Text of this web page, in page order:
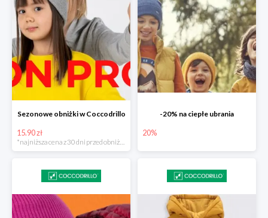
Sezonowe obniżki w Coccodrillo
15.90 zł
-20% na ciepłe ubrania
20%